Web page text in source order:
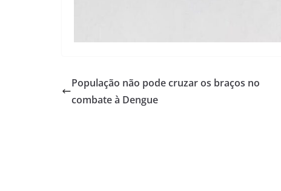
População não pode cruzar os braços no
combate à Dengue